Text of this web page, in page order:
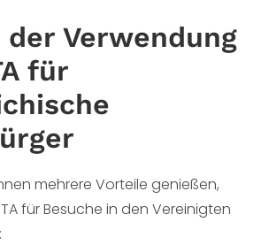
Verwendung
für
mehrere Vorteile genießen,
für Besuche in den Vereinigten